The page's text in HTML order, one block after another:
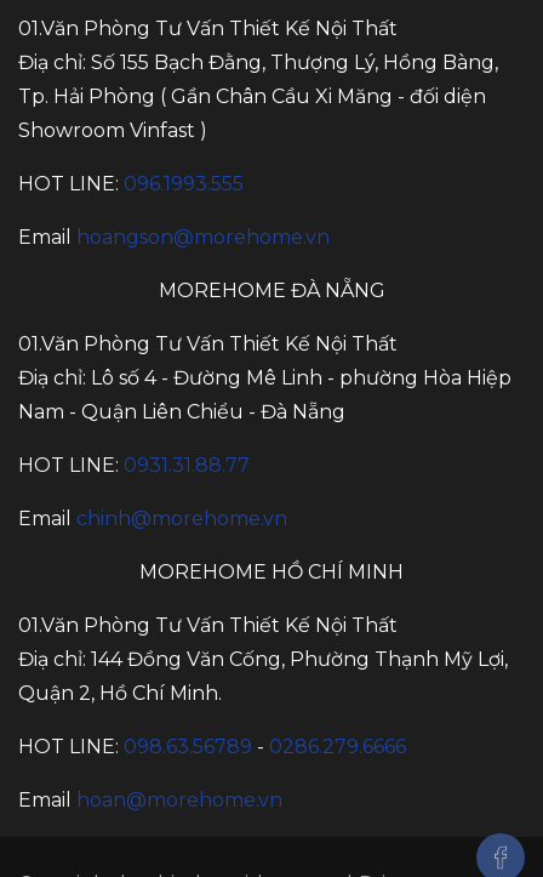
01.Văn Phòng Tư Vấn Thiết Kế Nội Thất
Điạ chỉ: Số 155 Bạch Đằng, Thượng Lý, Hồng Bàng,
Tp. Hải Phòng ( Gần Chân Cầu Xi Măng - đối diện
Showroom Vinfast )
HOT LINE: 096.1993.555
Email hoangson@morehome.vn
MOREHOME ĐÀ NẴNG
01.Văn Phòng Tư Vấn Thiết Kế Nội Thất
Điạ chỉ: Lô số 4 - Đường Mê Linh - phường Hòa Hiệp
Nam - Quận Liên Chiểu - Đà Nẵng
HOT LINE: 0931.31.88.77
Email chinh@morehome.vn
MOREHOME HỒ CHÍ MINH
01.Văn Phòng Tư Vấn Thiết Kế Nội Thất
Điạ chỉ: 144 Đồng Văn Cống, Phường Thạnh Mỹ Lợi,
Quận 2, Hồ Chí Minh.
HOT LINE: 098.63.56789 - 0286.279.6666
Email hoan@morehome.vn